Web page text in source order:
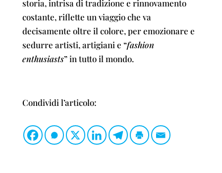
storia, intrisa di tradizione e rinnovamento
costante, riflette un viaggio che va
decisamente oltre il colore, per emozionare e
sedurre artisti, artigiani e “fashion
enthusiasts” in tutto il mondo.
Condividi l’articolo: